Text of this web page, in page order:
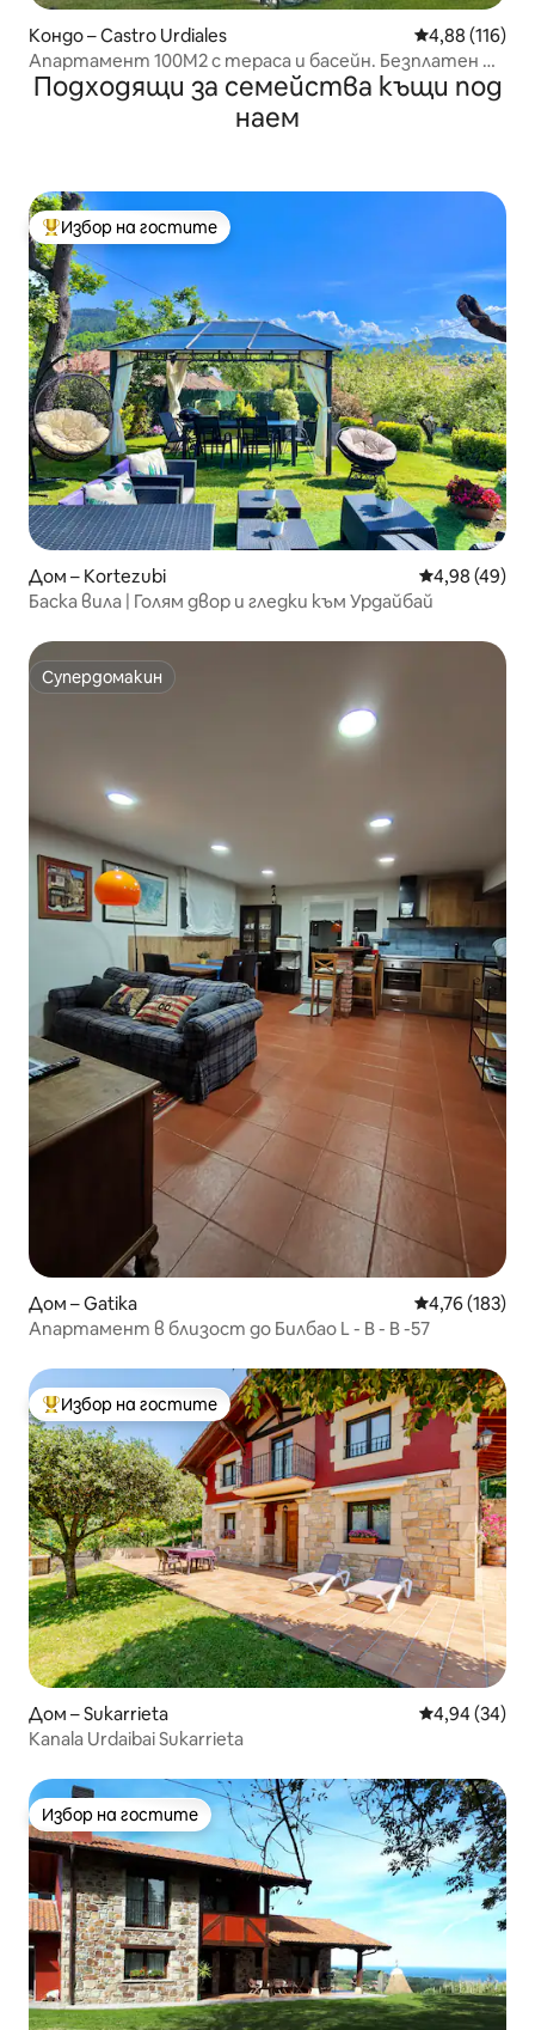
Кондо – Castro Urdiales Средна
4,88 (116)
Апартамент 100M2 с тераса и басейн. Безплатен WI
- FI
Подходящи за семейства къщи под
наем
Най-популярен избор на гостите
Избор на гостите
Дом – Kortezubi Средна
4,98 (49)
Баска вила | Голям двор и гледки към Урдайбай
Супердомакин
Супердомакин
Дом – Gatika Средна
4,76 (183)
Апартамент в близост до Билбао L - B - B -57
Най-популярен избор на гостите
Избор на гостите
Дом – Sukarrieta Средна
4,94 (34)
Kanala Urdaibai Sukarrieta
Избор на гостите
Избор на гостите